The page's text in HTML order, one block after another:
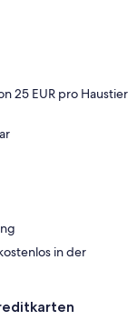
25 EUR pro Haustier
in der